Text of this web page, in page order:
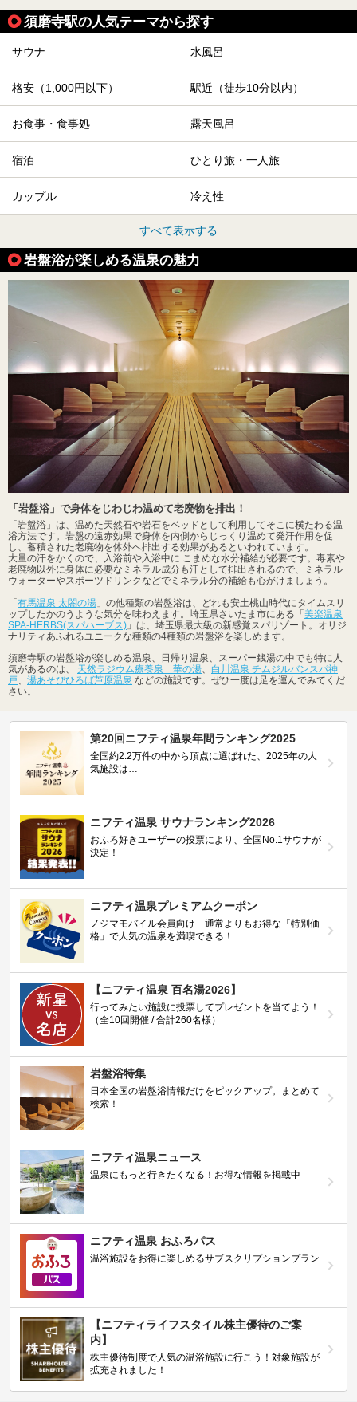
須磨寺駅の人気テーマから探す
サウナ 水風呂
格安（1,000円以下） 駅近（徒歩10分以内）
お食事・食事処 露天風呂
宿泊 ひとり旅・一人旅
カップル 冷え性
すべて表示する
岩盤浴が楽しめる温泉の魅力
「岩盤浴」で身体をじわじわ温めて老廃物を排出！
「岩盤浴」は、温めた天然石や岩石をベッドとして利用してそこに横たわる温
浴方法です。岩盤の遠赤効果で身体を内側からじっくり温めて発汗作用を促
し、蓄積された老廃物を体外へ排出する効果があるといわれています。
大量の汗をかくので、入浴前や入浴中に こまめな水分補給が必要です。毒素や
老廃物以外に身体に必要なミネラル成分も汗として排出されるので、ミネラル
ウォーターやスポーツドリンクなどでミネラル分の補給も心がけましょう。
「 有馬温泉 太閤の湯 」の他種類の岩盤浴は、どれも安土桃山時代にタイムスリ
ップしたかのうような気分を味わえます。埼玉県さいたま市にある「 美楽温泉
SPA-HERBS(スパハーブス) 」は、埼玉県最大級の新感覚スパリゾート。オリジ
ナリティあふれるユニークな種類の4種類の岩盤浴を楽しめます。
須磨寺駅の岩盤浴が楽しめる温泉、日帰り温泉、スーパー銭湯の中でも特に人
気があるのは、 天然ラジウム療養泉 華の湯、 白川温泉 チムジルバンスパ神
戸、 湯あそびひろば芦原温泉 などの施設です。ぜひ一度は足を運んでみてくだ
さい。
第20回ニフティ温泉年間ランキング2025
全国約2.2万件の中から頂点に選ばれた、2025年の人
気施設は…
ニフティ温泉 サウナランキング2026
おふろ好きユーザーの投票により、全国No.1サウナが
決定！
ニフティ温泉プレミアムクーポン
ノジマモバイル会員向け 通常よりもお得な「特別価
格」で人気の温泉を満喫できる！
【ニフティ温泉 百名湯2026】
行ってみたい施設に投票してプレゼントを当てよう！
（全10回開催 / 合計260名様）
岩盤浴特集
日本全国の岩盤浴情報だけをピックアップ。まとめて
検索！
ニフティ温泉ニュース
温泉にもっと行きたくなる！お得な情報を掲載中
ニフティ温泉 おふろパス
温浴施設をお得に楽しめるサブスクリプションプラン
【ニフティライフスタイル株主優待のご案
内】
株主優待制度で人気の温浴施設に行こう！対象施設が
拡充されました！